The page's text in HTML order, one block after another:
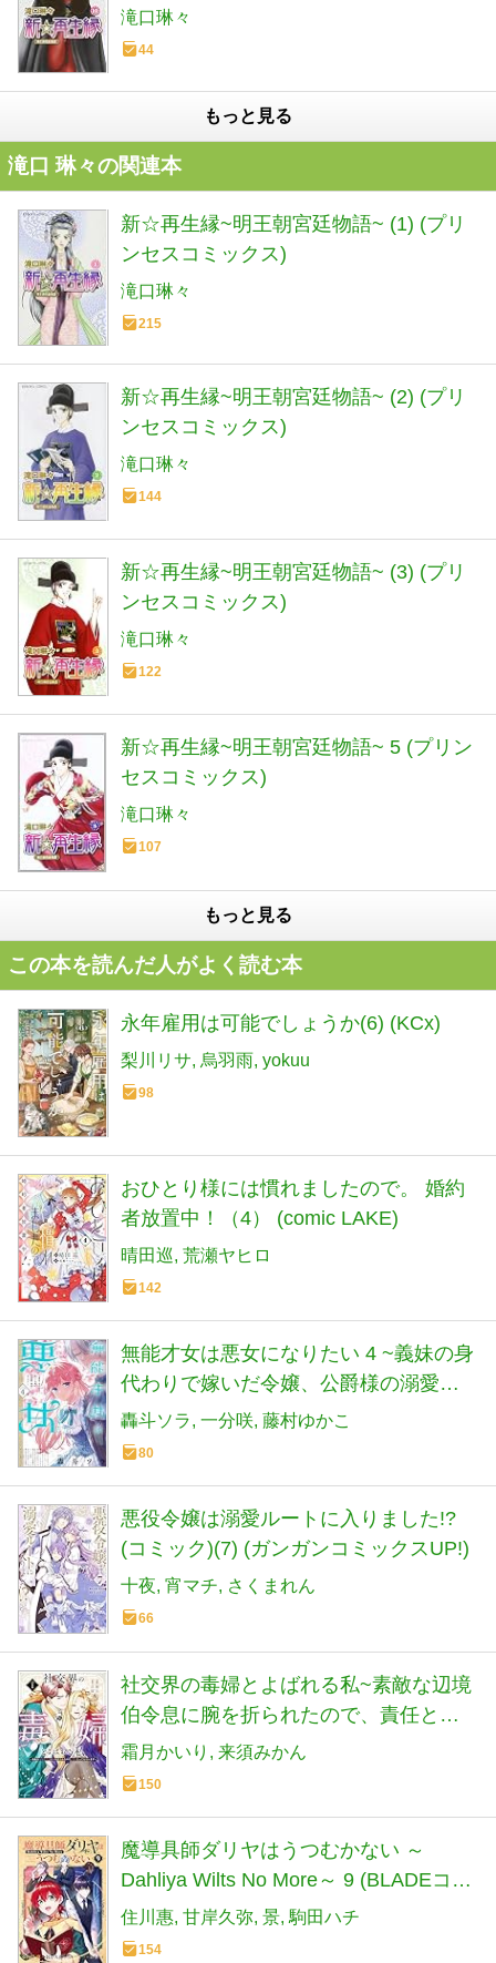
滝口琳々
44
もっと見る
滝口 琳々の関連本
新☆再生縁~明王朝宮廷物語~ (1) (プリ
ンセスコミックス)
滝口琳々
215
新☆再生縁~明王朝宮廷物語~ (2) (プリ
ンセスコミックス)
滝口琳々
144
新☆再生縁~明王朝宮廷物語~ (3) (プリ
ンセスコミックス)
滝口琳々
122
新☆再生縁~明王朝宮廷物語~ 5 (プリン
セスコミックス)
滝口琳々
107
もっと見る
この本を読んだ人がよく読む本
永年雇用は可能でしょうか(6) (KCx)
梨川リサ 烏羽雨 yokuu
98
おひとり様には慣れましたので。 婚約
者放置中！（4） (comic LAKE)
晴田巡 荒瀬ヤヒロ
142
無能才女は悪女になりたい 4 ~義妹の身
代わりで嫁いだ令嬢、公爵様の溺愛に
気づかない~ (フロース コミック)
轟斗ソラ 一分咲 藤村ゆかこ
80
悪役令嬢は溺愛ルートに入りました!?
(コミック)(7) (ガンガンコミックスUP!)
十夜 宵マチ さくまれん
66
社交界の毒婦とよばれる私~素敵な辺境
伯令息に腕を折られたので、責任とっ
てもらいます~ 1 (花とゆめコミックス
スペシャル)
霜月かいり 来須みかん
150
魔導具師ダリヤはうつむかない ～
Dahliya Wilts No More～ 9 (BLADEコミ
ックス)
住川惠 甘岸久弥 景 駒田ハチ
154